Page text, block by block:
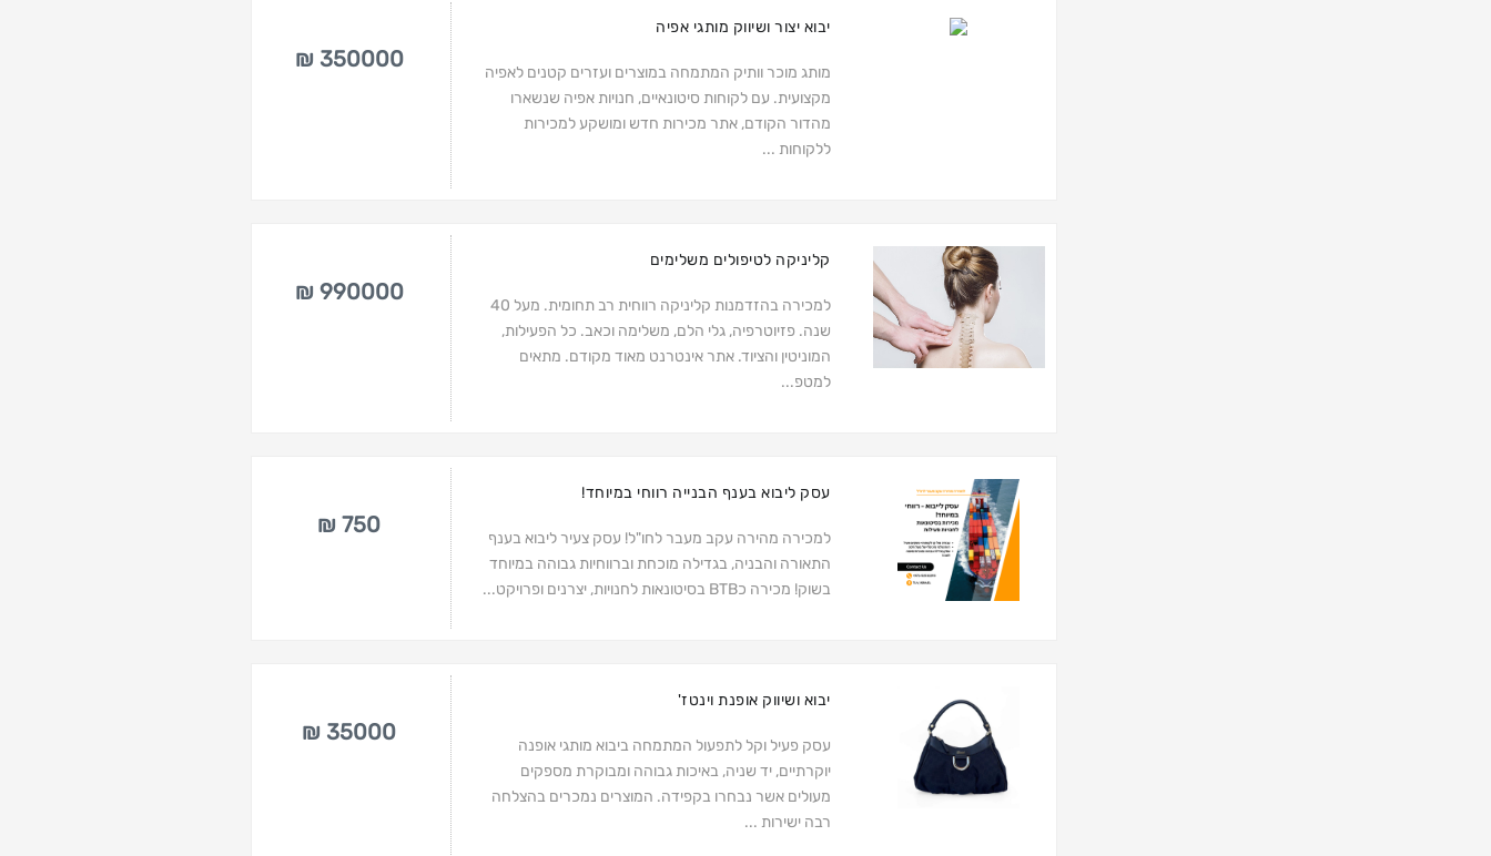
יבוא יצור ושיווק מותגי אפיה
מותג מוכר וותיק המתמחה במוצרים ועזרים קטנים לאפיה
מקצועית. עם לקוחות סיטונאיים, חנויות אפיה שנשארו
מהדור הקודם, אתר מכירות חדש ומושקע למכירות
ללקוחות ...
350000 ₪
קליניקה לטיפולים משלימים
למכירה בהזדמנות קליניקה רווחית רב תחומית. מעל 40
שנה. פזיוטרפיה, גלי הלם, משלימה וכאב. כל הפעילות,
המוניטין והציוד. אתר אינטרנט מאוד מקודם. מתאים
למטפ...
990000 ₪
עסק ליבוא בענף הבנייה רווחי במיוחד!
למכירה מהירה עקב מעבר לחו"ל! עסק צעיר ליבוא בענף
התאורה והבניה, בגדילה מוכחת וברווחיות גבוהה במיוחד
בשוק! מכירה כBTB בסיטונאות לחנויות, יצרנים ופרויקט...
750 ₪
יבוא ושיווק אופנת וינטז'
עסק פעיל וקל לתפעול המתמחה ביבוא מותגי אופנה
יוקרתיים, יד שניה, באיכות גבוהה ומבוקרת מספקים
מעולים אשר נבחרו בקפידה. המוצרים נמכרים בהצלחה
רבה ישירות ...
35000 ₪